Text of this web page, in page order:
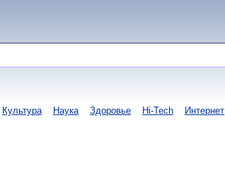
Культура Наука Здоровье Hi-Tech Интернет